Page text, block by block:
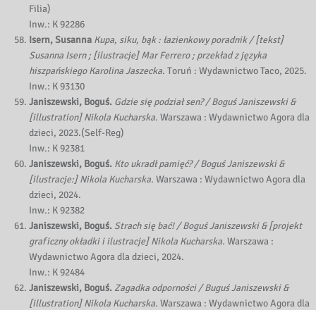
Filia)
Inw.: K 92286
Isern, Susanna Kupa, siku, bąk : łazienkowy poradnik / [tekst]
Susanna Isern ; [ilustracje] Mar Ferrero ; przekład z języka
hiszpańskiego Karolina Jaszecka.Toruń : Wydawnictwo Taco, 2025.
Inw.: K 93130
Janiszewski, Boguś. Gdzie się podział sen? / Boguś Janiszewski &
[illustration] Nikola Kucharska.Warszawa : Wydawnictwo Agora dla
dzieci, 2023.(Self-Reg)
Inw.: K 92381
Janiszewski, Boguś. Kto ukradł pamięć? / Boguś Janiszewski &
[ilustracje:] Nikola Kucharska.Warszawa : Wydawnictwo Agora dla
dzieci, 2024.
Inw.: K 92382
Janiszewski, Boguś. Strach się bać! / Boguś Janiszewski & [projekt
graficzny okładki i ilustracje] Nikola Kucharska.Warszawa :
Wydawnictwo Agora dla dzieci, 2024.
Inw.: K 92484
Janiszewski, Boguś. Zagadka odporności / Buguś Janiszewski &
[illustration] Nikola Kucharska.Warszawa : Wydawnictwo Agora dla